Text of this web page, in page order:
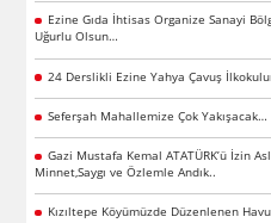
Ezine Gıda İhtisas Organize Sanayi
Uğurlu Olsun…
24 Derslikli Ezine Yahya Çavuş
Seferşah Mahallemize Çok Yakışacak…
Gazi Mustafa Kemal ATATÜRK’ü İzin
Minnet,Saygı ve Özlemle Andık..
Kızıltepe Köyümüzde Düzenlenen